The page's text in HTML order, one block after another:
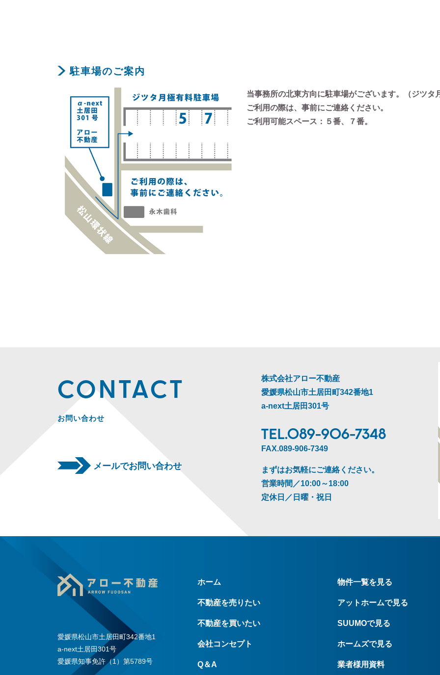
駐車場のご案内
当事務所の北東方向に駐車場がございます。（ジツタ
ご利用の際は、事前にご連絡ください。
ご利用可能スペース：５番、７番。
CONTACT
お問い合わせ
メールでお問い合わせ
株式会社アロー不動産
愛媛県松山市土居田町342番地1
a-next土居田301号
TEL.089-906-7348
FAX.089-906-7349
まずはお気軽にご連絡ください。
営業時間／10:00～18:00
定休日／日曜・祝日
愛媛県松山市土居田町342番地1
a-next土居田301号
愛媛県知事免許（1）第5789号
ホーム
不動産を売りたい
不動産を買いたい
会社コンセプト
Q＆A
物件一覧を見る
アットホームで見る
SUUMOで見る
ホームズで見る
業者様用資料